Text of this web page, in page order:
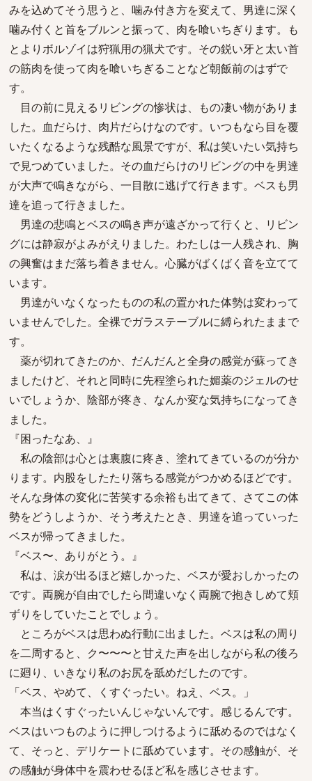
みを込めてそう思うと、噛み付き方を変えて、男達に深く
噛み付くと首をブルンと振って、肉を喰いちぎります。も
とよりボルゾイは狩猟用の猟犬です。その鋭い牙と太い首
の筋肉を使って肉を喰いちぎることなど朝飯前のはずで
す。
目の前に見えるリビングの惨状は、もの凄い物がありま
した。血だらけ、肉片だらけなのです。いつもなら目を覆
いたくなるような残酷な風景ですが、私は笑いたい気持ち
で見つめていました。その血だらけのリビングの中を男達
が大声で鳴きながら、一目散に逃げて行きます。ベスも男
達を追って行きました。
男達の悲鳴とベスの鳴き声が遠ざかって行くと、リビン
グには静寂がよみがえりました。わたしは一人残され、胸
の興奮はまだ落ち着きません。心臓がばくばく音を立てて
います。
男達がいなくなったものの私の置かれた体勢は変わって
いませんでした。全裸でガラステーブルに縛られたままで
す。
薬が切れてきたのか、だんだんと全身の感覚が蘇ってき
ましたけど、それと同時に先程塗られた媚薬のジェルのせ
いでしょうか、陰部が疼き、なんか変な気持ちになってき
ました。
『困ったなあ、』
私の陰部は心とは裏腹に疼き、塗れてきているのが分か
ります。内股をしたたり落ちる感覚がつかめるほどです。
そんな身体の変化に苦笑する余裕も出てきて、さてこの体
勢をどうしようか、そう考えたとき、男達を追っていった
ベスが帰ってきました。
『ベス〜、ありがとう。』
私は、涙が出るほど嬉しかった、ベスが愛おしかったの
です。両腕が自由でしたら間違いなく両腕で抱きしめて頬
ずりをしていたことでしょう。
ところがベスは思わぬ行動に出ました。ベスは私の周り
を二周すると、ク〜〜〜と甘えた声を出しながら私の後ろ
に廻り、いきなり私のお尻を舐めだしたのです。
「ベス、やめて、くすぐったい。ねえ、ベス。」
本当はくすぐったいんじゃないんです。感じるんです。
ベスはいつものように押しつけるように舐めるのではなく
て、そっと、デリケートに舐めています。その感触が、そ
の感触が身体中を震わせるほど私を感じさせます。